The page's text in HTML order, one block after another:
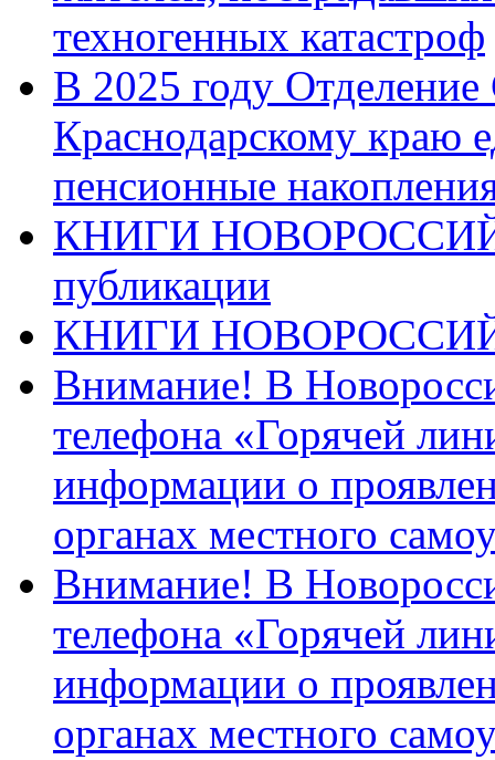
техногенных катастроф
В 2025 году
Краснодарскому краю
пенсионные
КНИГИ
публикации
КНИГИ
Внимание! В
телефона «Горячей
информации о
органах местного
Внимание! В
телефона «Горячей
информации о
органах местного